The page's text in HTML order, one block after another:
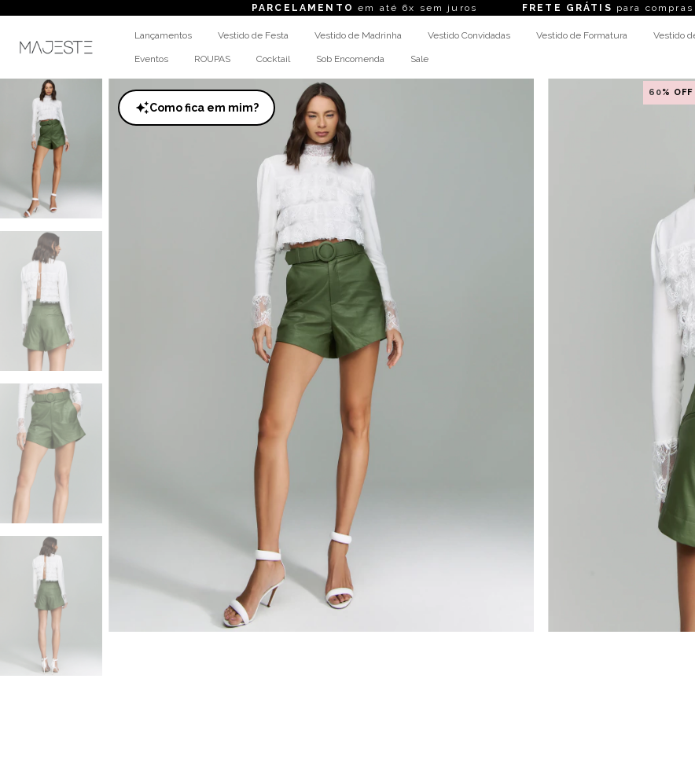
PARCELAMENTO em até 6x sem juros FRETE GRÁTISpara compras acima
Lançamentos Vestido de Festa Vestido de Madrinha Vestido Convidadas Vestido de Formatura Vestido
Eventos ROUPAS Cocktail Sob Encomenda Sale
60% OFF
Como fica em mim?